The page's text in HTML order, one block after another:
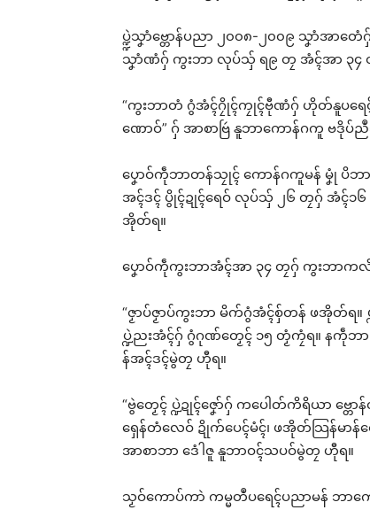
ပ္ဍ္ဍဲသၞာံဗ္တောန်ပညာ ၂၀၀၈-၂၀၀၉ သၞာံ
သၞာံဏံဂှ် ကွးဘာ လုပ်သှ် ရ၉ တၠ အံၚ်အာ ၃၄
“ကွးဘာတံ ဂွံအံၚ်ဂၠိုၚ်ကၠုၚ်ဗီုဏံဂှ် ဟိုတ်နူပရေ
ဏောဝ်” ဂှ် အာစာဗြဴ နူဘာကောန်ဂကူ ဗဒို
ပၞောဝ်ကဵုဘာတန်သၠုၚ် ကောန်ဂကူမန် မၞုံ ပိဘ
အၚ်ဒၚ် ပွိုၚ်ဍုၚ်ရေဝ် လုပ်သှ် ၂၆ တၠဂှ် အံၚ်၁
အိုတ်ရ။
ပၞောဝ်ကဵုကွးဘာအံၚ်အာ ၃၄ တၠဂှ် ကွးဘာက
“ဇၟာပ်ဇၟာပ်ကွးဘာ မိက်ဂွံအံၚ်စှ်တန် ဖအိုတ်
ပ္ဍဲညးအံၚ်ဂှ် ဂွံဂုဏ်တၟေၚ် ၁၅ တၟံကၠံရ။ နကဵုဘ
န်အၚ်ဒၚ်မွဲတၠ ဟီုရ။
“ဗွဲတၟေၚ် ပ္ဍဲဍုၚ်ဇၞော်ဂှ် ကပေါတ်ကိရိယာ ဗ္
ရှေန်တံလေဝ် ဍိုက်ပေၚ်မံၚ်၊ ဖအိုတ်သြန်မာ
အာစာဘာ ဒေံါဇူ နူဘာဝၚ်သပဝ်မွဲတၠ ဟီုရ။
သၟဝ်ကောပ်ကာဲ ကမ္မတဳပရေၚ်ပညာမန် ဘ